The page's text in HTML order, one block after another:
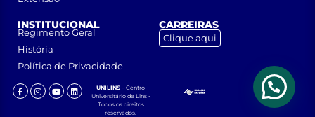
INSTITUCIONAL
Regimento Geral
História
Política de Privacidade
CARREIRAS
Clique aqui
UNILINS – Centro
Universitário de Lins •
Todos os direitos
reservados.